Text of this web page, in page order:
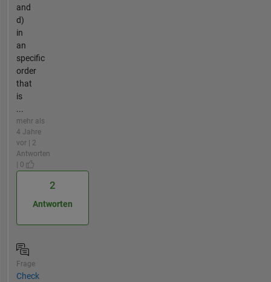
and
d)
in
an
specific
order
that
is
...
mehr als
4 Jahre
vor | 2
Antworten
| 0
2
Antworten
Frage
Check